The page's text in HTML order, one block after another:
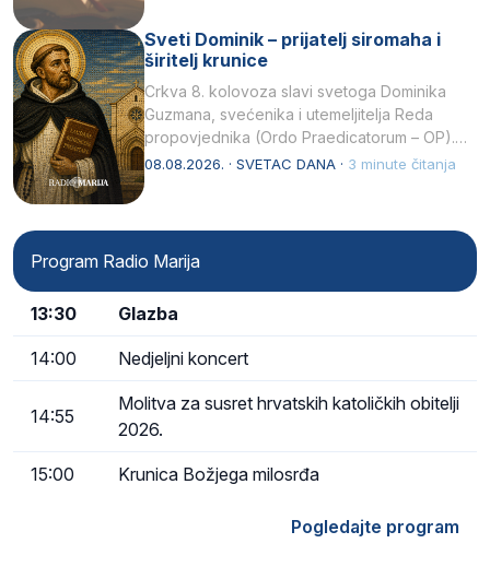
Sveti Dominik – prijatelj siromaha i
širitelj krunice
Crkva 8. kolovoza slavi svetoga Dominika
Guzmana, svećenika i utemeljitelja Reda
propovjednika (Ordo Praedicatorum – OP).
Svojim životom, dubokom ljubavlju prema
08.08.2026. · SVETAC DANA · 3 minute čitanja
Program Radio Marija
13:30 Glazba
14:00 Nedjeljni koncert
14:55
Molitva za susret hrvatskih katoličkih obitelji
2026.
15:00 Krunica Božjega milosrđa
Pogledajte program